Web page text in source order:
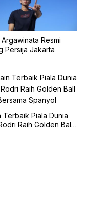
Resmi
Persija Jakarta
Terbaik Piala Dunia
Raih Golden Ball